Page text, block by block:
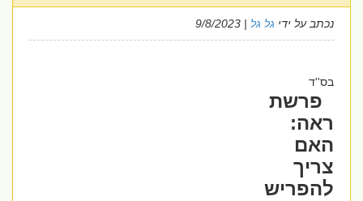
נכתב על ידיגל גל | 9/8/2023
בס''ד
פרשת
ראה:
האם
צריך
להפריש